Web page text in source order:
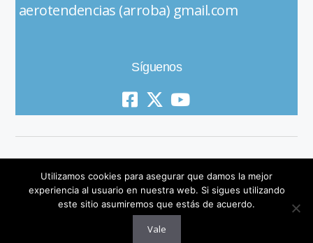
aerotendencias (arroba) gmail.com
Síguenos
© 2019 All Rights Reserved
Utilizamos cookies para asegurar que damos la mejor
experiencia al usuario en nuestra web. Si sigues utilizando
este sitio asumiremos que estás de acuerdo.
Vale